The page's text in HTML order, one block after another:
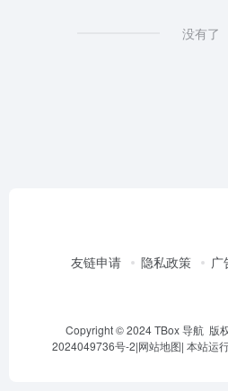
没有了
友链申请 隐私政策 广
Copyright © 2024 TBox 导航 版
2024049736号-2|网站地图| 本站运